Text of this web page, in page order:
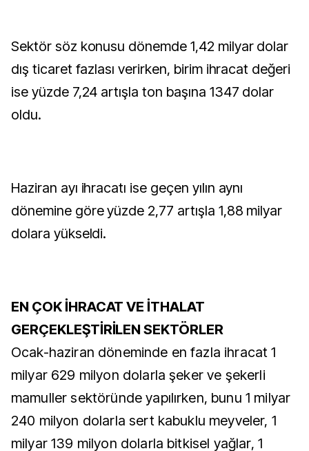
Sektör söz konusu dönemde 1,42 milyar dolar
dış ticaret fazlası verirken, birim ihracat değeri
ise yüzde 7,24 artışla ton başına 1347 dolar
oldu.
Haziran ayı ihracatı ise geçen yılın aynı
dönemine göre yüzde 2,77 artışla 1,88 milyar
dolara yükseldi.
EN ÇOK İHRACAT VE İTHALAT
GERÇEKLEŞTİRİLEN SEKTÖRLER
Ocak-haziran döneminde en fazla ihracat 1
milyar 629 milyon dolarla şeker ve şekerli
mamuller sektöründe yapılırken, bunu 1 milyar
240 milyon dolarla sert kabuklu meyveler, 1
milyar 139 milyon dolarla bitkisel yağlar, 1